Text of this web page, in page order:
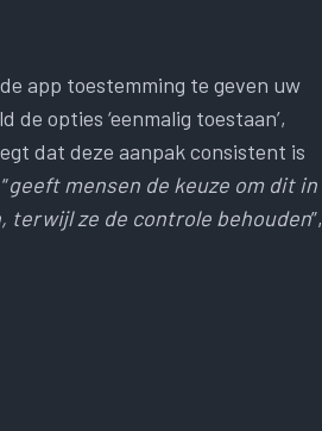
app toestemming te geven uw
opties ‘eenmalig toestaan’,
dat deze aanpak consistent is
geeft mensen de keuze om dit in
terwijl ze de controle behouden”,